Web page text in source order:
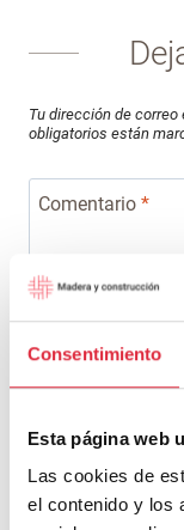
Consentimiento
Esta página web
Las cookies de
el contenido y los
Tu dirección de
obligatorios están
Comentario *